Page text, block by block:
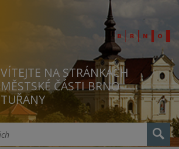
VÍTEJTE NA STRÁNKÁCH
MĚSTSKÉ ČÁSTI BRNO
TUŘANY